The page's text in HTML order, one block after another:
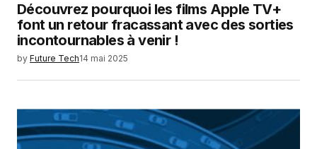
Découvrez pourquoi les films Apple TV+
font un retour fracassant avec des sorties
incontournables à venir !
by Future Tech14 mai 2025